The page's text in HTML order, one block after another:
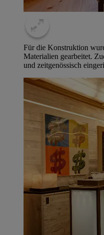
Für die Konstruktion
Materialien gearbeitet.
und zeitgenössisch